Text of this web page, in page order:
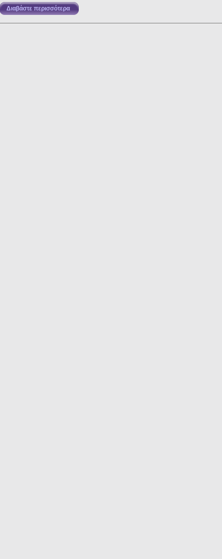
Διαβάστε περισσότερα για Ξύλινο iPhone